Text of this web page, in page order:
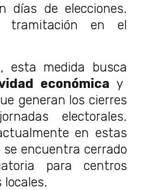
días de elecciones.
tramitación en el
esta medida busca
económica y
generan los cierres
electorales.
en estas
encuentra cerrado
para centros
locales.